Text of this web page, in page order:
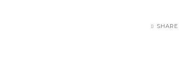
SHARE